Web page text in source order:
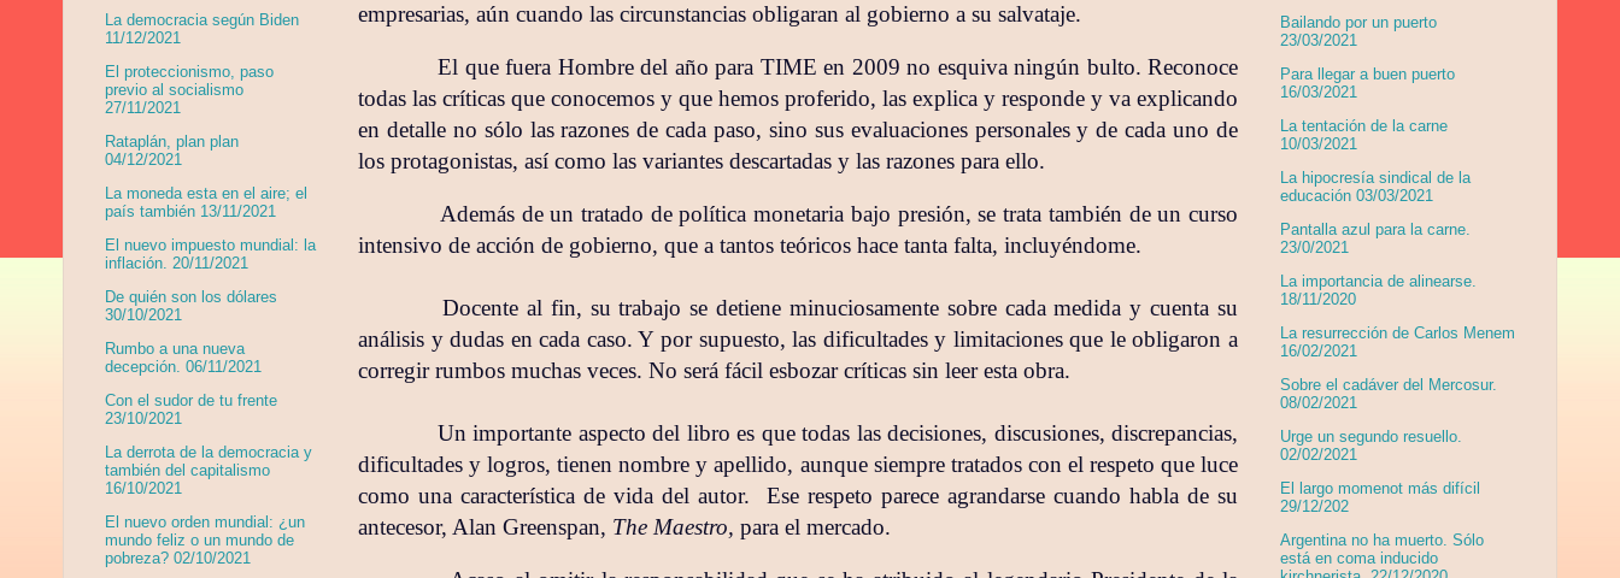
empresarias, aún cuando las circunstancias obligaran al gobierno a su salvataje.
El que fuera Hombre del año para TIME en 2009 no esquiva ningún bulto. Reconoce
todas las críticas que conocemos y que hemos proferido, las explica y responde y va explicando
en detalle no sólo las razones de cada paso, sino sus evaluaciones personales y de cada uno de
los protagonistas, así como las variantes descartadas y las razones para ello.
Además de un tratado de política monetaria bajo presión, se trata también de un curso
intensivo de acción de gobierno, que a tantos teóricos hace tanta falta, incluyéndome.
Docente al fin, su trabajo se detiene minuciosamente sobre cada medida y cuenta su
análisis y dudas en cada caso. Y por supuesto, las dificultades y limitaciones que le obligaron a
corregir rumbos muchas veces. No será fácil esbozar críticas sin leer esta obra.
Un importante aspecto del libro es que todas las decisiones, discusiones, discrepancias,
dificultades y logros, tienen nombre y apellido, aunque siempre tratados con el respeto que luce
como una característica de vida del autor.
Ese respeto parece agrandarse cuando habla de su
antecesor, Alan Greenspan, The Maestro, para el mercado.
La democracia según Biden
11/12/2021
El proteccionismo, paso
previo al socialismo
27/11/2021
Rataplán, plan plan
04/12/2021
La moneda esta en el aire; el
país también 13/11/2021
El nuevo impuesto mundial: la
inflación. 20/11/2021
De quién son los dólares
30/10/2021
Rumbo a una nueva
decepción. 06/11/2021
Con el sudor de tu frente
23/10/2021
La derrota de la democracia y
también del capitalismo
16/10/2021
El nuevo orden mundial: ¿un
mundo feliz o un mundo de
pobreza? 02/10/2021
Bailando por un puerto
23/03/2021
Para llegar a buen puerto
16/03/2021
La tentación de la carne
10/03/2021
La hipocresía sindical de la
educación 03/03/2021
Pantalla azul para la carne.
23/0/2021
La importancia de alinearse.
18/11/2020
La resurrección de Carlos Menem
16/02/2021
Sobre el cadáver del Mercosur.
08/02/2021
Urge un segundo resuello.
02/02/2021
El largo momenot más difícil
29/12/202
Argentina no ha muerto. Sólo
está en coma inducido